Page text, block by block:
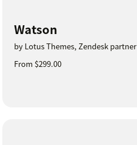
Watson
by Lotus Themes, Zendesk partner
From $299.00